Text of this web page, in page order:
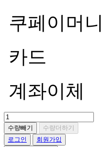
쿠페이머니
카드
계좌이체
수량빼기
수량더하기
로그인
회원가입